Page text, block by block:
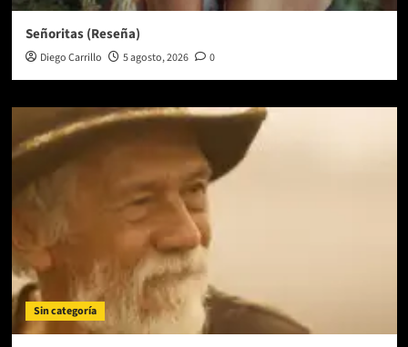
Señoritas (Reseña)
Diego Carrillo 5 agosto, 2026 0
Sin categoría